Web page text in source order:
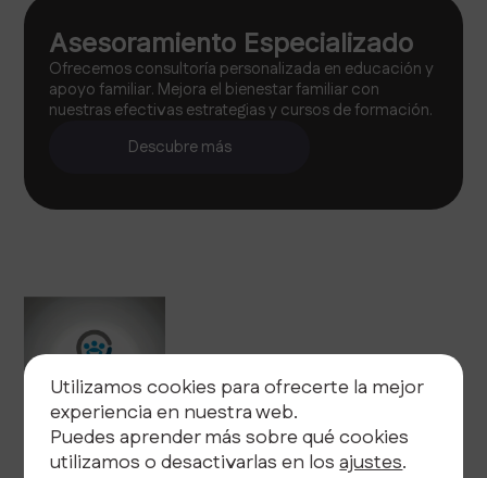
Asesoramiento Especializado
Ofrecemos consultoría personalizada en educación y
apoyo familiar. Mejora el bienestar familiar con
nuestras efectivas estrategias y cursos de formación.
Descubre más
Utilizamos cookies para ofrecerte la mejor
experiencia en nuestra web.
Puedes aprender más sobre qué cookies
utilizamos o desactivarlas en losajustes.